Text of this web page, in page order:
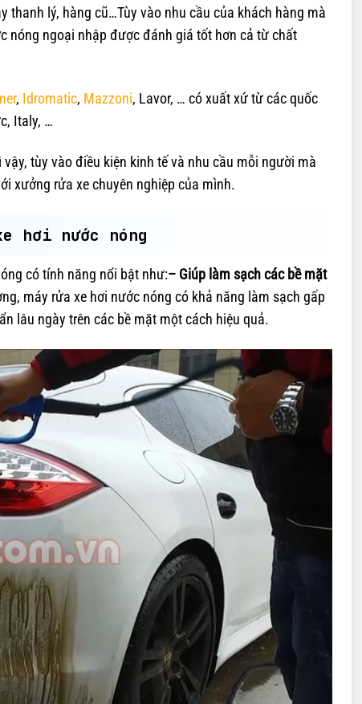
lý, hàng cũ…Tùy vào nhu cầu của khách hàng mà
nóng ngoại nhập được đánh giá tốt hơn cả từ chất
, Idromatic, Mazzoni, Lavor, … có xuất xứ từ các quốc
Italy, …
tùy vào điều kiện kinh tế và nhu cầu mỗi người mà
xưởng rửa xe chuyên nghiệp của mình.
hơi nước nóng
có tính năng nổi bật như:– Giúp làm sạch các bề mặt
máy rửa xe hơi nước nóng có khả năng làm sạch gấp
lâu ngày trên các bề mặt một cách hiệu quả.